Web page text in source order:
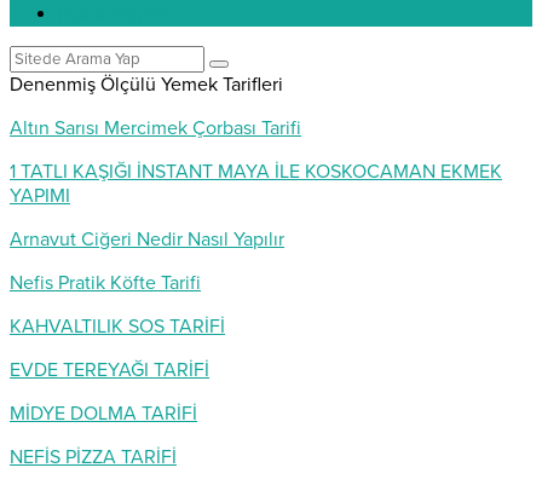
Denenmiş Ölçülü Yemek Tarifleri
Altın Sarısı Mercimek Çorbası Tarifi
1 TATLI KAŞIĞI İNSTANT MAYA İLE KOSKOCAMAN EKMEK
YAPIMI
Arnavut Ciğeri Nedir Nasıl Yapılır
Nefis Pratik Köfte Tarifi
KAHVALTILIK SOS TARİFİ
EVDE TEREYAĞI TARİFİ
MİDYE DOLMA TARİFİ
NEFİS PİZZA TARİFİ